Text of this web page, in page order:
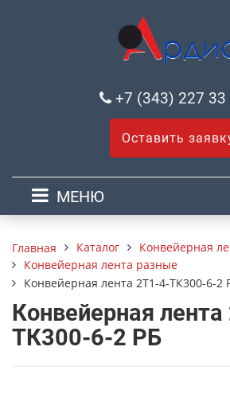
+7 (343) 227 33
Оставить
МЕНЮ
Главная Каталог
Конвейерная
Конвейерная лента разные
Конвейерная лента 2Т1-4-ТК300-6-2
Конвейерная
ТК300-6-2 РБ